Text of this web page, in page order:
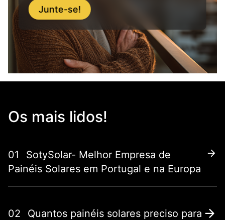
Junte-se!
Os mais lidos!
01
SotySolar- Melhor Empresa de
Painéis Solares em Portugal e na Europa
02
Quantos painéis solares preciso para